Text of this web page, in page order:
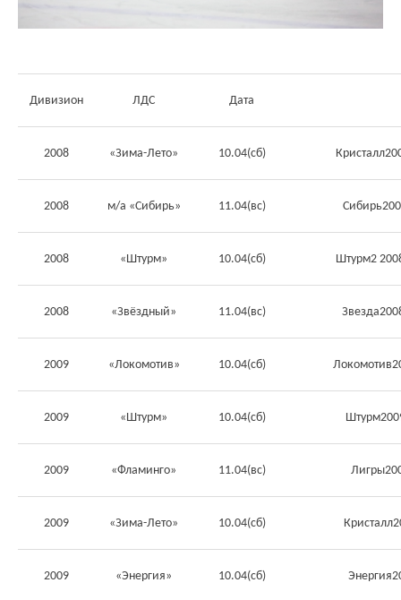
Дивизион ЛДС Дата
2008 «Зима-Лето» 10.04(сб)
2008 м/а «Сибирь» 11.04(вс)
2008 «Штурм» 10.04(сб) Штурм2
2008 «Звёздный» 11.04(вс)
2009 «Локомотив» 10.04(сб)
2009 «Штурм» 10.04(сб)
2009 «Фламинго» 11.04(вс)
2009 «Зима-Лето» 10.04(сб)
2009 «Энергия» 10.04(сб)